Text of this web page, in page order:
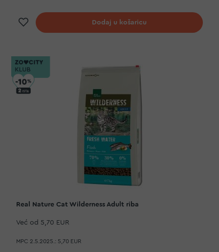
Dodaj na listu želja
Dodaj u košaricu
Real Nature Cat Wilderness Adult riba
Već od 5,70 EUR
MPC 2.5.2025.: 5,70 EUR